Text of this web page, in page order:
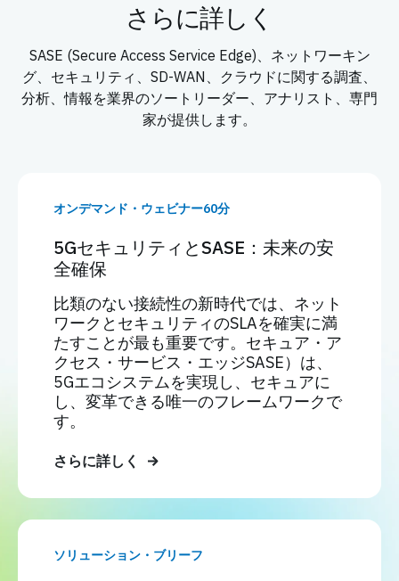
さらに詳しく
SASE (Secure Access Service Edge)、ネットワーキン
グ、セキュリティ、SD-WAN、クラウドに関する調査、
分析、情報を業界のソートリーダー、アナリスト、専門
家が提供します。
オンデマンド・ウェビナー60分
5GセキュリティとSASE：未来の安
全確保
比類のない接続性の新時代では、ネット
ワークとセキュリティのSLAを確実に満
たすことが最も重要です。セキュア・ア
クセス・サービス・エッジSASE）は、
5Gエコシステムを実現し、セキュアに
し、変革できる唯一のフレームワークで
す。
さらに詳しく
ソリューション・ブリーフ